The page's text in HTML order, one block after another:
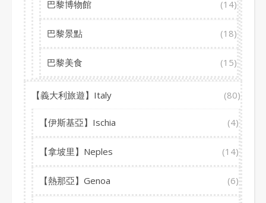
巴黎博物館 (14)
巴黎景點 (18)
巴黎美食 (15)
【義大利旅遊】Italy (80)
【伊斯基亞】Ischia (4)
【拿坡里】Neples (14)
【熱那亞】Genoa (6)